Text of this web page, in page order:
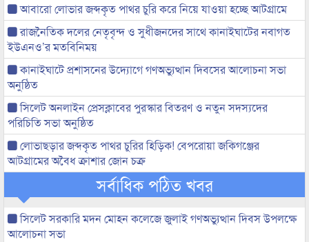
আবারো লোভার জব্দকৃত পাথর চুরি করে নিয়ে যাওয়া হচ্ছে আটগ্রামে
রাজনৈতিক দলের নেতৃবৃন্দ ও সুধীজনদের সাথে কানাইঘাটের নবাগত
ইউএনও’র মতবিনিময়
কানাইঘাটে প্রশাসনের উদ্যোগে গণঅভ্যুত্থান দিবসের আলোচনা সভা
অনুষ্ঠিত
সিলেট অনলাইন প্রেসক্লাবের পুরস্কার বিতরণ ও নতুন সদস্যদের
পরিচিতি সভা অনুষ্ঠিত
লোভাছড়ার জব্দকৃত পাথর চুরির হিড়িক! বেপরোয়া জকিগঞ্জের
আটগ্রামের অবৈধ ক্রাশার জোন চক্র
সর্বাধিক পঠিত খবর
সিলেট সরকারি মদন মোহন কলেজে জুলাই গণঅভ্যুত্থান দিবস উপলক্ষে
আলোচনা সভা